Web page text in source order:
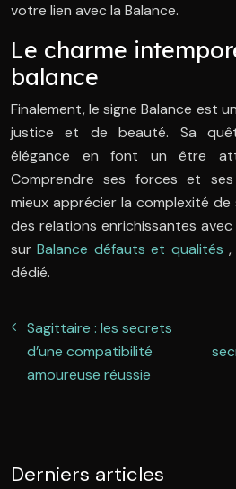
votre lien avec la Balance.
Le charme
balance
Finalement, le signe Balance est
justice et de beauté. Sa
élégance en font un être
Comprendre ses forces et
mieux apprécier la complexité
des relations enrichissantes avec
surBalance défauts et qualités
dédié.
Sagittaire : les secrets
d’une compatibilité
amoureuse réussie
Derniers articles